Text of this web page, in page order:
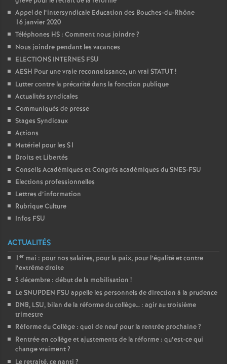
Appel de l’intersyndicale Education des Bouches-du-Rhône
16 janvier 2020
Téléphones HS : Comment nous joindre?
Nous joindre pendant les vacances
ELECTIONS INTERNES FSU
AESH Pour une vraie reconnaissance, un vrai STATUT!
Lutter contre la précarité dans la fonction publique
Actualités syndicales
Communiqués de presse
Stages Syndicaux
Actions
Matériel pour les S1
Droits et Libertés
Conseils Académiques et Congrés académiques du SNES-FSU
Elections professionnelles
Lettres d’information
Rubrique Culture
Infos FSU
ACTUALITÉS
1 er mai : pour nos salaires, pour la paix, pour l’égalité et contre
l’extrême droite
5 décembre : début de la mobilisation !
Le SNUPDEN FSU appelle les personnels de direction à la prudence
DNB, LSU, bilan de la réforme du collège… : agir au troisième
trimestre
Réforme du Collège : quoi de neuf pour la rentrée prochaine?
Rentrée en collège et ajustements de la réforme : qu’est-ce qui
change vraiment?